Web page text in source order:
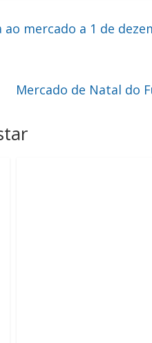
mercado a 1 de
Mercado de Natal do